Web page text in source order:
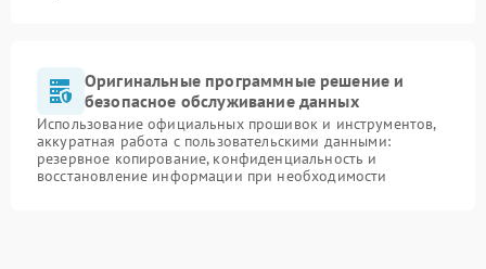
Оригинальные программные решение и
безопасное обслуживание данных
Использование официальных прошивок и инструментов,
аккуратная работа с пользовательскими данными:
резервное копирование, конфиденциальность и
восстановление информации при необходимости